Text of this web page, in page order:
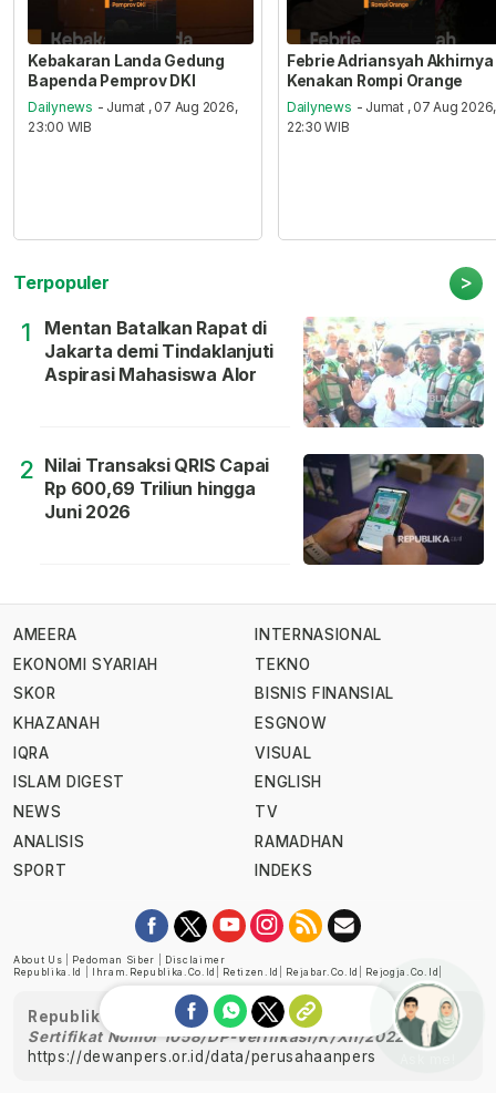
Kebakaran Landa Gedung
Bapenda Pemprov DKI
Dailynews - Jumat , 07 Aug 2026,
23:00 WIB
Febrie Adriansyah Akhirnya
Kenakan Rompi Orange
Dailynews - Jumat , 07 Aug 2026,
22:30 WIB
Terpopuler >
1
Mentan Batalkan Rapat di
Jakarta demi Tindaklanjuti
Aspirasi Mahasiswa Alor
2 Nilai Transaksi QRIS Capai
Rp 600,69 Triliun hingga
Juni 2026
AMEERA
EKONOMI SYARIAH
SKOR
KHAZANAH
IQRA
ISLAM DIGEST
NEWS
ANALISIS
SPORT
INTERNASIONAL
TEKNO
BISNIS FINANSIAL
ESGNOW
VISUAL
ENGLISH
TV
RAMADHAN
INDEKS
About Us Pedoman Siber
Disclaimer
Republika.id
Ihram.republika.co.id Retizen.id Rejabar.co.id Rejogja.co.id
Republika telah diverifikasi oleh Dewan Pers
Sertifikat Nomor 1058/DP-Verifikasi/K/XII/2022
https://dewanpers.or.id/data/perusahaanpers